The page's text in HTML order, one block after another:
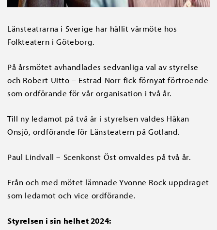
Länsteatrarna i Sverige har hållit vårmöte hos
Folkteatern i Göteborg.
På årsmötet avhandlades sedvanliga val av styrelse
och Robert Uitto – Estrad Norr fick förnyat förtroende
som ordförande för vår organisation i två år.
Till ny ledamot på två år i styrelsen valdes Håkan
Onsjö, ordförande för Länsteatern på Gotland.
Paul Lindvall – Scenkonst Öst omvaldes på två år.
Från och med mötet lämnade Yvonne Rock uppdraget
som ledamot och vice ordförande.
Styrelsen i sin helhet 2024: